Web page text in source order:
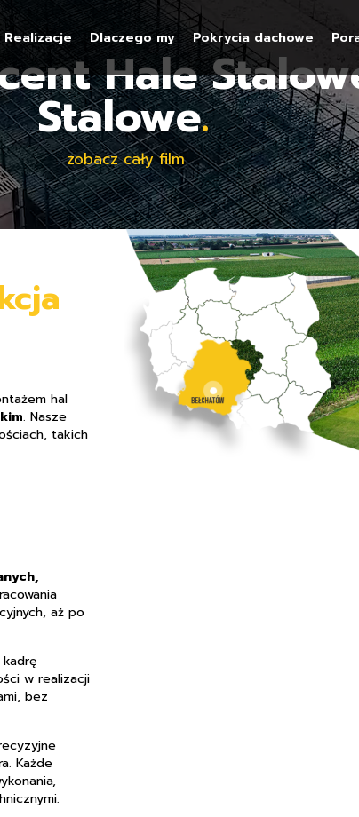
Realizacje Dlaczego my Pokrycia dachowe
Hale
Stalowe.
zobacz cały film
hal
. Nasze
takich
aż po
w realizacji
bez
Każde